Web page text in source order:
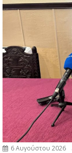
6 Αυγούστου 2026